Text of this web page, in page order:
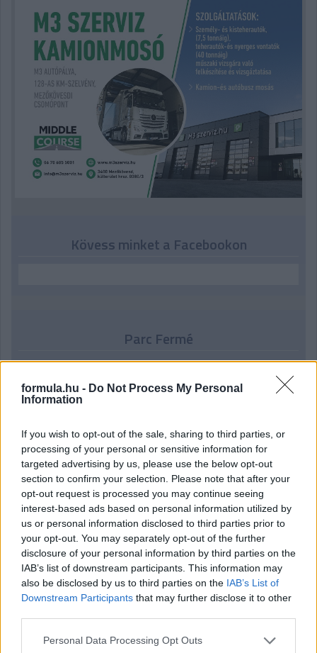
formula.hu - Do Not Process My Personal
Information
If you wish to opt-out of the sale, sharing to third parties, or
processing of your personal or sensitive information for
targeted advertising by us, please use the below opt-out
section to confirm your selection. Please note that after your
opt-out request is processed you may continue seeing
interest-based ads based on personal information utilized by
us or personal information disclosed to third parties prior to
your opt-out. You may separately opt-out of the further
disclosure of your personal information by third parties on the
IAB’s list of downstream participants. This information may
also be disclosed by us to third parties on the IAB’s List of
Downstream Participants that may further disclose it to other
Please note that this website/app uses one or more Google
Personal Data Processing Opt Outs
Kövess minket a Facebookon
Parc Fermé
1 órája
Montoya szerint Antonelli kedvessége sem segít